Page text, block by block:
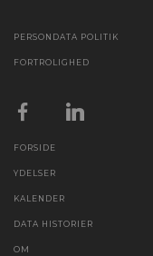
PERSONDATA POLITIK
FORTROLIGHED
FORSIDE
YDELSER
KALENDER
DATA HISTORIER
OM